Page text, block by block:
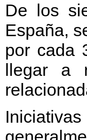
De los
España,
por cada
llegar a